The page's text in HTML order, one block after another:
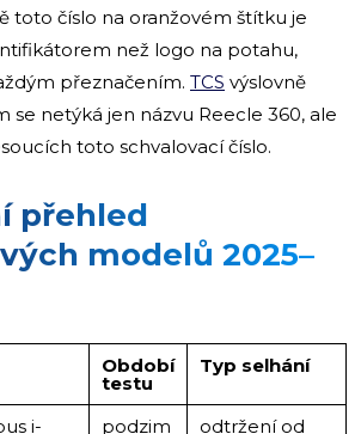
toto číslo na oranžovém štítku je
než logo na potahu,
přeznačením. TCS výslovně
se netýká jen názvu Reecle 360, ale
toto schvalovací číslo.
přehled
modelů 2025–
Období
testu
Typ selhání
i- podzim odtržení od